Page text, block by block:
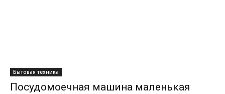
Бытовая техника
Посудомоечная машина маленькая